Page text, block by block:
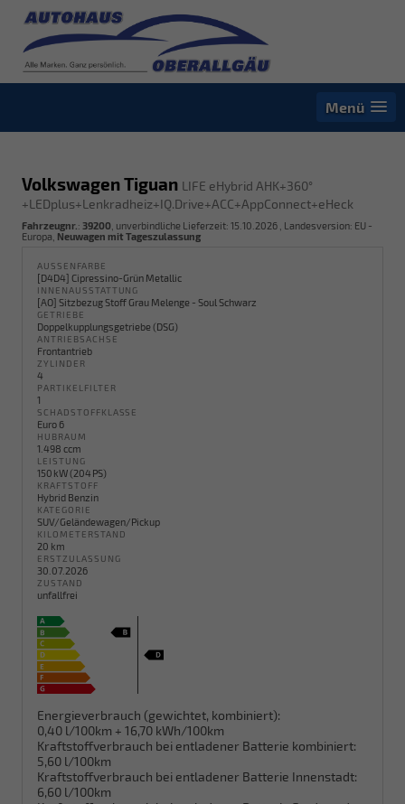
Menü
Volkswagen Tiguan LIFE eHybrid AHK+360°
+LEDplus+Lenkradheiz+IQ.Drive+ACC+AppConnect+eHeck
Fahrzeugnr. : 39200 , unverbindliche Lieferzeit: 15.10.2026 , Landesversion: EU -
Europa, Neuwagen mit Tageszulassung
AUSSENFARBE
[D4D4] Cipressino-Grün Metallic
INNENAUSSTATTUNG
[AO] Sitzbezug Stoff Grau Melenge - Soul Schwarz
GETRIEBE
Doppelkupplungsgetriebe (DSG)
ANTRIEBSACHSE
Frontantrieb
ZYLINDER
4
PARTIKELFILTER
1
SCHADSTOFFKLASSE
Euro 6
HUBRAUM
1.498 ccm
LEISTUNG
150 kW (204 PS)
KRAFTSTOFF
Hybrid Benzin
KATEGORIE
SUV/Geländewagen/Pickup
KILOMETERSTAND
20 km
ERSTZULASSUNG
30.07.2026
ZUSTAND
unfallfrei
Energieverbrauch (gewichtet, kombiniert):
0,40 l/100km + 16,70 kWh/100km
Kraftstoffverbrauch bei entladener Batterie kombiniert:
5,60 l/100km
Kraftstoffverbrauch bei entladener Batterie Innenstadt:
6,60 l/100km